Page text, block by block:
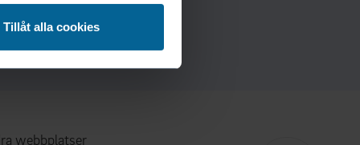
information från din enhet
kombinera informationen
tjänster.
Tillåt alla cookies
webbplatser